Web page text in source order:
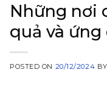
Những nơi
quả và ứng
POSTED ON 20/12/2024